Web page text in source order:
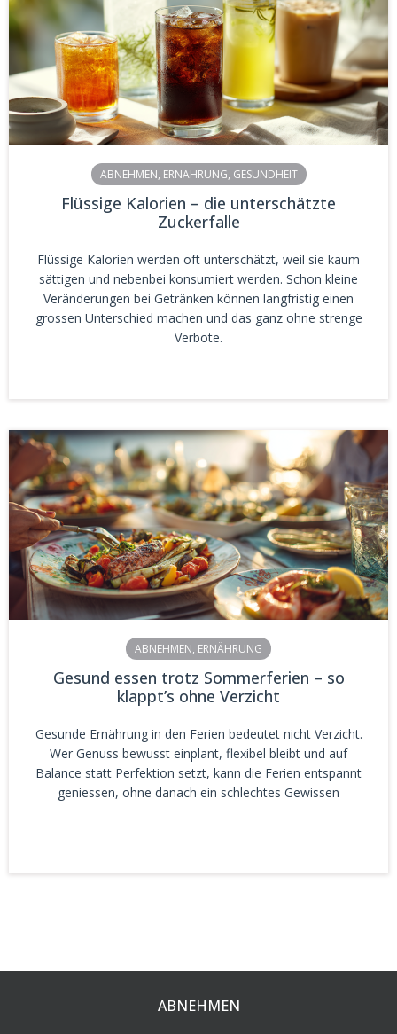
ABNEHMEN, ERNÄHRUNG, GESUNDHEIT
Flüssige Kalorien – die unterschätzte
Zuckerfalle
Flüssige Kalorien werden oft unterschätzt, weil sie kaum
sättigen und nebenbei konsumiert werden. Schon kleine
Veränderungen bei Getränken können langfristig einen
grossen Unterschied machen und das ganz ohne strenge
Verbote.
ABNEHMEN, ERNÄHRUNG
Gesund essen trotz Sommerferien – so
klappt’s ohne Verzicht
Gesunde Ernährung in den Ferien bedeutet nicht Verzicht.
Wer Genuss bewusst einplant, flexibel bleibt und auf
Balance statt Perfektion setzt, kann die Ferien entspannt
geniessen, ohne danach ein schlechtes Gewissen
ABNEHMEN